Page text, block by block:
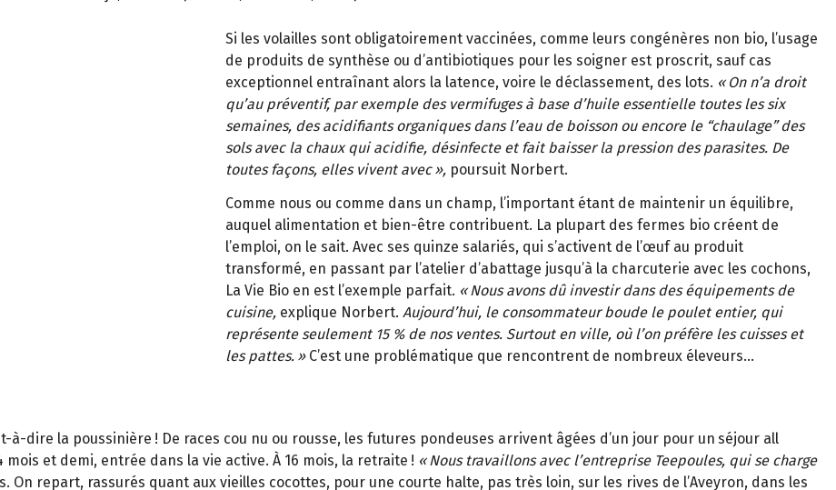
Si les volailles sont obligatoirement vaccinées, comme leurs congénères non bio, l’usage
de produits de synthèse ou d’antibiotiques pour les soigner est proscrit, sauf cas
exceptionnel entraînant alors la latence, voire le déclassement, des lots. « On n’a droit
qu’au préventif, par exemple des vermifugesà base d’huile essentielle toutes les six
semaines, des acidifiants organiques dans l’eau de boisson ou encore le “chaulage”des
sols avec la chaux qui acidifie, désinfecte et fait baisser la pression des parasites. De
toutes façons, elles vivent avec », poursuit Norbert.
Comme nous ou comme dans un champ, l’important étant de maintenir un équilibre,
auquel alimentation et bien-être contribuent. La plupart des fermes bio créent de
l’emploi, on le sait. Avec ses quinze salariés, qui s’activent de l’œuf au produit
transformé, en passant par l’atelier d’abattage jusqu’à la charcuterie avec les cochons,
La Vie Bio en est l’exemple parfait. « Nous avons dûinvestir dans deséquipements de
cuisine, explique Norbert. Aujourd’hui, le consommateur boude le poulet entier, qui
représente seulement 15 % de nos ventes. Surtout en ville, où l’on préfère les cuisses et
les pattes. »C’est une problématique que rencontrent de nombreux éleveurs…
à-dire la poussinière ! De races cou nu ou rousse, les futures pondeuses arrivent âgées d ’un jour pour un séjour all
mois et demi, entrée dans la vie active. À 16 mois, la retraite ! « Nous travaillons avec l’entreprise Teepoules, qui se charge
On repart, rassurés quant aux vieilles cocottes, pour une courte halte, pas très loin, sur les rives de l’Aveyron, dans les